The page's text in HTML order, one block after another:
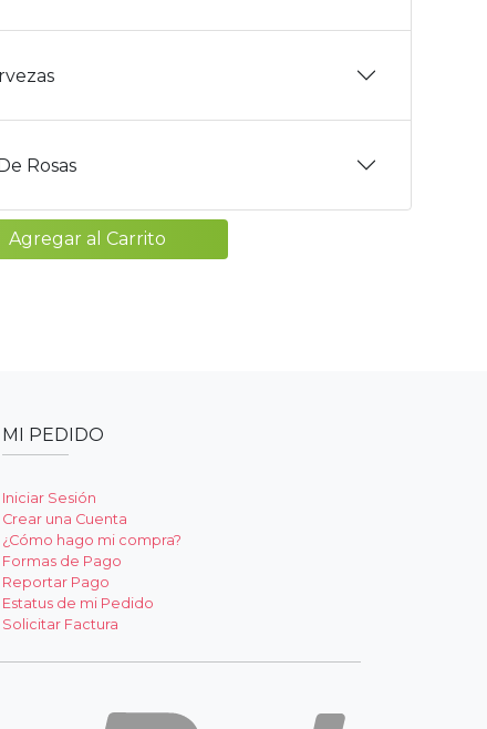
Rosas
Agregar al Carrito
MI PEDIDO
Iniciar Sesión
Crear una Cuenta
¿Cómo hago mi compra?
Formas de Pago
Reportar Pago
Estatus de mi Pedido
Solicitar Factura